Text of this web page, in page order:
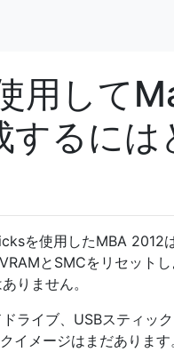
用して
するに
を使用したMBA 2012
とSMCをリセット
りません。
ライブ、USBスティッ
イメージはまだあります